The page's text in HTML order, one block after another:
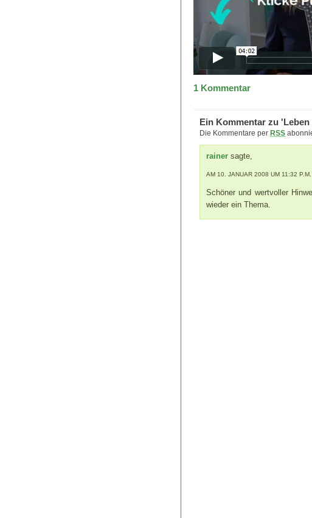
1 Kommentar
Ein Kommentar zu 'Leben
Die Kommentare per RSS
rainer sagte,
AM 10. JANUAR 2008 UM 11:32 P.M.
Schöner und wertvoller
wieder ein Thema.